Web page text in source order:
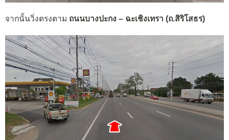
จากนั้นวิ่งตรงตาม ถนนบางปะกง – ฉะเชิงเทรา (ถ.สิริโสธร)